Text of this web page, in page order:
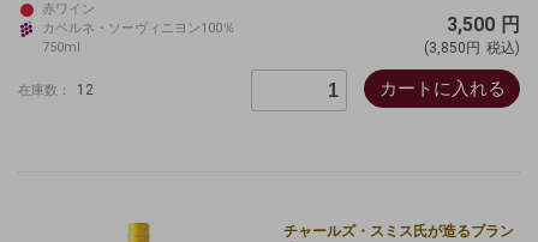
赤ワイン
カベルネ・ソーヴィニヨン100％
750ml
3,500 円
(3,850円 税込)
在庫数： 12 カートに入れる
チャールズ・スミス氏が造るブラン